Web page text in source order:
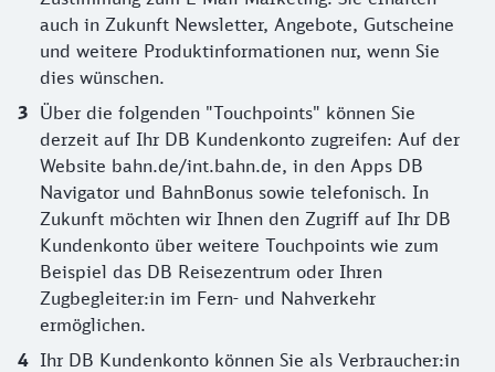
auch in Zukunft Newsletter, Angebote, Gutscheine
und weitere Produktinformationen nur, wenn Sie
dies wünschen.
Über die folgenden "Touchpoints" können Sie
derzeit auf Ihr DB Kundenkonto zugreifen: Auf der
Website bahn.de/int.bahn.de, in den Apps DB
Navigator und BahnBonus sowie telefonisch. In
Zukunft möchten wir Ihnen den Zugriff auf Ihr DB
Kundenkonto über weitere Touchpoints wie zum
Beispiel das DB Reisezentrum oder Ihren
Zugbegleiter:in im Fern- und Nahverkehr
ermöglichen.
Ihr DB Kundenkonto können Sie als Verbraucher:in